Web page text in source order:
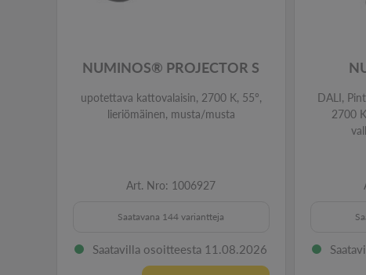
NUMINOS® PROJECTOR S
upotettava kattovalaisin, 2700 K, 55°,
lieriömäinen, musta/musta
Art. Nro: 1006927
Saatavana 144 variantteja
Saatavilla osoitteesta 11.08.2026
DALI,
2700